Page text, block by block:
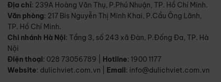
Địa chỉ: 239A Hoàng Văn Thụ, P.Phú Nhuận, TP. Hồ Chí Minh.
Văn phòng: 217 Bis Nguyễn Thị Minh Khai, P.Cầu Ông Lãnh,
TP. Hồ Chí Minh.
Chi nhánh Hà Nội: Tầng 3, số 243 xã Đàn, P.Đống Đa, TP. Hà
Nội
Điện thoại: 028 73056789 Hotline: 1900 1177
Website: dulichviet.com.vn Email: info@dulichviet.com.vn